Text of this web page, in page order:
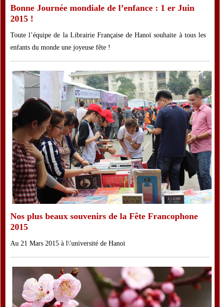
Bonne Journée mondiale de l’enfance : 1 er Juin
2015 !
Toute l’équipe de la Librairie Française de Hanoï souhaite à tous les
enfants du monde une joyeuse fête !
Nos plus beaux souvenirs de la Fête Francophone
2015
Au 21 Mars 2015 à l\'université de Hanoi